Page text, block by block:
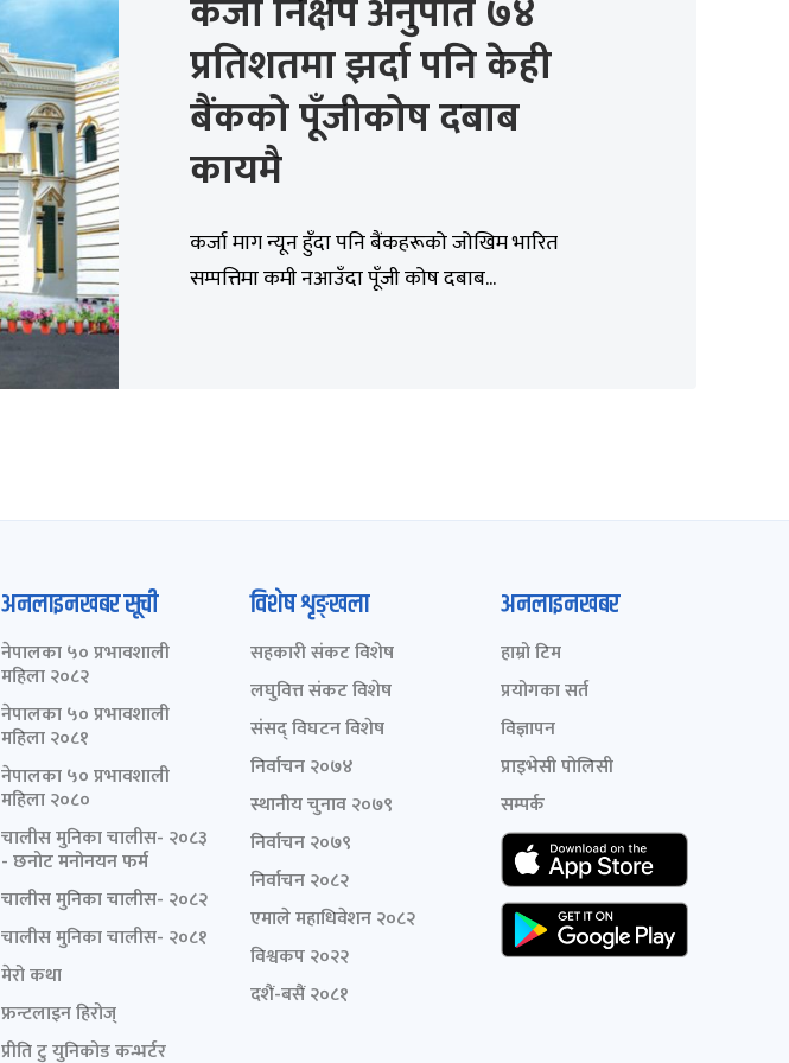
कर्जा निक्षेप अनुपात ७४
प्रतिशतमा झर्दा पनि केही
बैंकको पूँजीकोष दबाब
कायमै
कर्जा माग न्यून हुँदा पनि बैंकहरूको जोखिम भारित
सम्पत्तिमा कमी नआउँदा पूँजी कोष दबाब...
अनलाइनखबर सूची
नेपालका ५० प्रभावशाली
महिला २०८२
नेपालका ५० प्रभावशाली
महिला २०८१
नेपालका ५० प्रभावशाली
महिला २०८०
चालीस मुनिका चालीस- २०८३
- छनोट मनोनयन फर्म
चालीस मुनिका चालीस- २०८२
चालीस मुनिका चालीस- २०८१
मेरो कथा
फ्रन्टलाइन हिरोज्
प्रीति टु युनिकोड कन्भर्टर
विशेष शृङ्खला
सहकारी संकट विशेष
लघुवित्त संकट विशेष
संसद् विघटन विशेष
निर्वाचन २०७४
स्थानीय चुनाव २०७९
निर्वाचन २०७९
निर्वाचन २०८२
एमाले महाधिवेशन २०८२
विश्वकप २०२२
दशैं-बसैं २०८१
अनलाइनखबर
हाम्रो टिम
प्रयोगका सर्त
विज्ञापन
प्राइभेसी पोलिसी
सम्पर्क